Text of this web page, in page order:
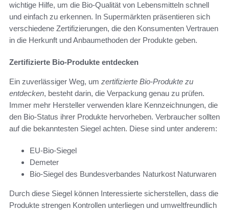
wichtige Hilfe, um die Bio-Qualität von Lebensmitteln schnell
und einfach zu erkennen. In Supermärkten präsentieren sich
verschiedene Zertifizierungen, die den Konsumenten Vertrauen
in die Herkunft und Anbaumethoden der Produkte geben.
Zertifizierte Bio-Produkte entdecken
Ein zuverlässiger Weg, um zertifizierte Bio-Produkte zu
entdecken, besteht darin, die Verpackung genau zu prüfen.
Immer mehr Hersteller verwenden klare Kennzeichnungen, die
den Bio-Status ihrer Produkte hervorheben. Verbraucher sollten
auf die bekanntesten Siegel achten. Diese sind unter anderem:
EU-Bio-Siegel
Demeter
Bio-Siegel des Bundesverbandes Naturkost Naturwaren
Durch diese Siegel können Interessierte sicherstellen, dass die
Produkte strengen Kontrollen unterliegen und umweltfreundlich